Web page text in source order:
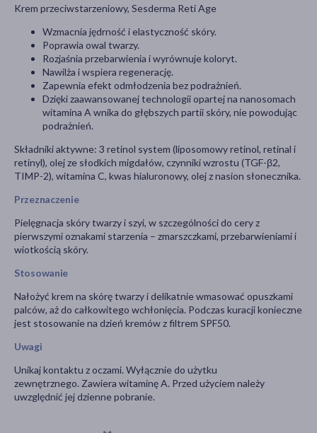
Krem przeciwstarzeniowy, Sesderma Reti Age
Wzmacnia jędrność i elastyczność skóry.
Poprawia owal twarzy.
Rozjaśnia przebarwienia i wyrównuje koloryt.
Nawilża i wspiera regenerację.
Zapewnia efekt odmłodzenia bez podrażnień.
Dzięki zaawansowanej technologii opartej na nanosomach
witamina A wnika do głębszych partii skóry, nie powodując
podrażnień.
Składniki aktywne: 3 retinol system (liposomowy retinol, retinal i
retinyl), olej ze słodkich migdałów, czynniki wzrostu (TGF-β2,
TIMP-2), witamina C, kwas hialuronowy, olej z nasion słonecznika.
Przeznaczenie
Pielęgnacja skóry twarzy i szyi, w szczególności do cery z
pierwszymi oznakami starzenia – zmarszczkami, przebarwieniami i
wiotkością skóry.
Stosowanie
Nałożyć krem na skórę twarzy i delikatnie wmasować opuszkami
palców, aż do całkowitego wchłonięcia. Podczas kuracji konieczne
jest stosowanie na dzień kremów z filtrem SPF50.
Uwagi
Unikaj kontaktu z oczami. Wyłącznie do użytku
zewnętrznego. Zawiera witaminę A. Przed użyciem należy
uwzględnić jej dzienne pobranie.